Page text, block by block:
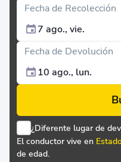
Fecha de Recolección
7 ago., vie.
Fecha de Devolución
10 ago., lun.
¿Diferente lugar de
El conductor vive en
de edad.